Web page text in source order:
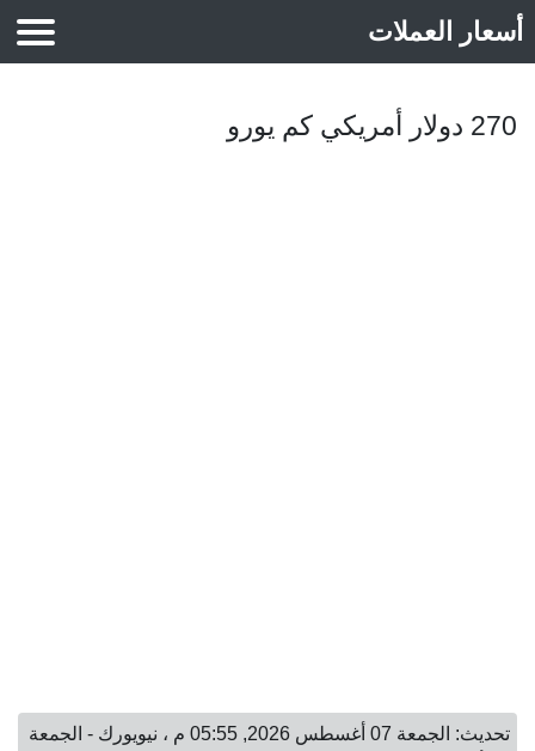
أسعار العملات
270 دولار أمريكي كم يورو
تحديث: الجمعة 07 أغسطس 2026, 05:55 م ، نيويورك - الجمعة